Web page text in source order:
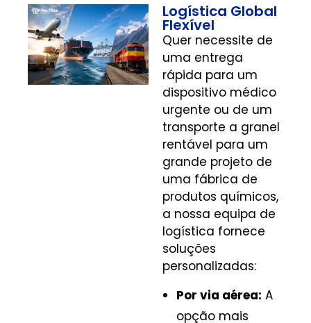
Logística Global
Flexível
Quer necessite de
uma entrega
rápida para um
dispositivo médico
urgente ou de um
transporte a granel
rentável para um
grande projeto de
uma fábrica de
produtos químicos,
a nossa equipa de
logística fornece
soluções
personalizadas:
Por via aérea: A
opção mais